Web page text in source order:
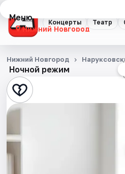
Концерты Театр
Меню
Нижний Новгород
Концерты
Театр
Стендап
Ночной режим
Нижний Новгород